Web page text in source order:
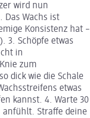
wird nun
Das Wachs ist
Konsistenz hat –
3. Schöpfe etwas
in
zum
dick wie die Schale
etwas
kannst. 4. Warte 30
anfühlt. Straffe deine